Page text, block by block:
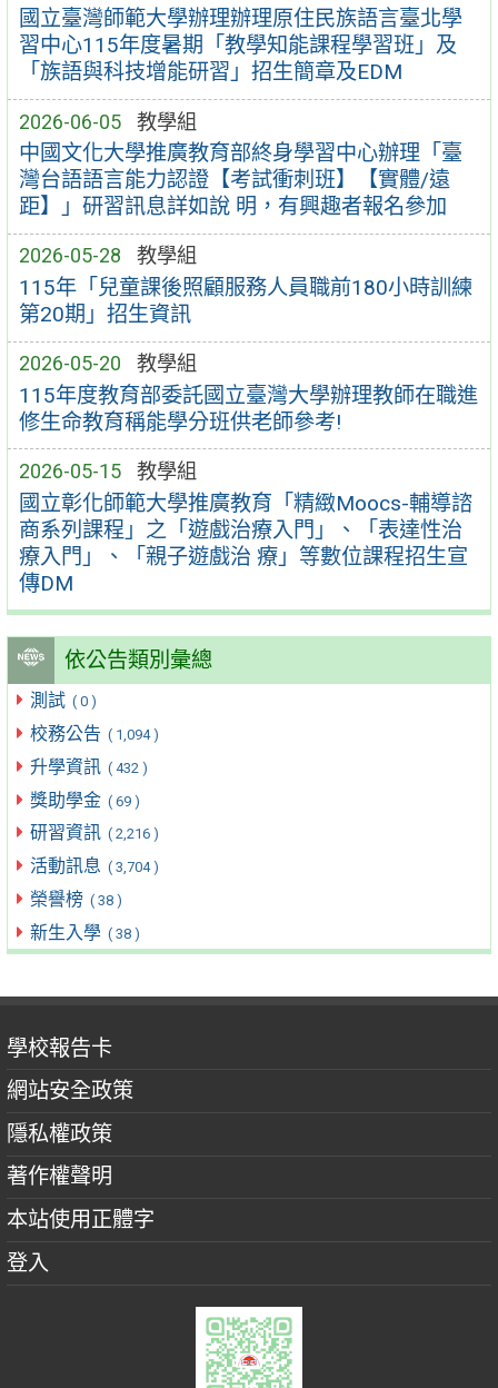
國立臺灣師範大學辦理辦理原住民族語言臺北學
習中心115年度暑期「教學知能課程學習班」及
「族語與科技增能研習」招生簡章及EDM
2026-06-05 教學組
中國文化大學推廣教育部終身學習中心辦理「臺
灣台語語言能力認證【考試衝刺班】【實體/遠
距】」研習訊息詳如說 明，有興趣者報名參加
2026-05-28 教學組
115年「兒童課後照顧服務人員職前180小時訓練
第20期」招生資訊
2026-05-20 教學組
115年度教育部委託國立臺灣大學辦理教師在職進
修生命教育稱能學分班供老師參考!
2026-05-15 教學組
國立彰化師範大學推廣教育「精緻Moocs-輔導諮
商系列課程」之「遊戲治療入門」、「表達性治
療入門」、「親子遊戲治 療」等數位課程招生宣
傳DM
依公告類別彙總
測試 ( 0 )
校務公告 ( 1,094 )
升學資訊 ( 432 )
獎助學金 ( 69 )
研習資訊 ( 2,216 )
活動訊息 ( 3,704 )
榮譽榜 ( 38 )
新生入學 ( 38 )
學校報告卡
網站安全政策
隱私權政策
著作權聲明
本站使用正體字
登入